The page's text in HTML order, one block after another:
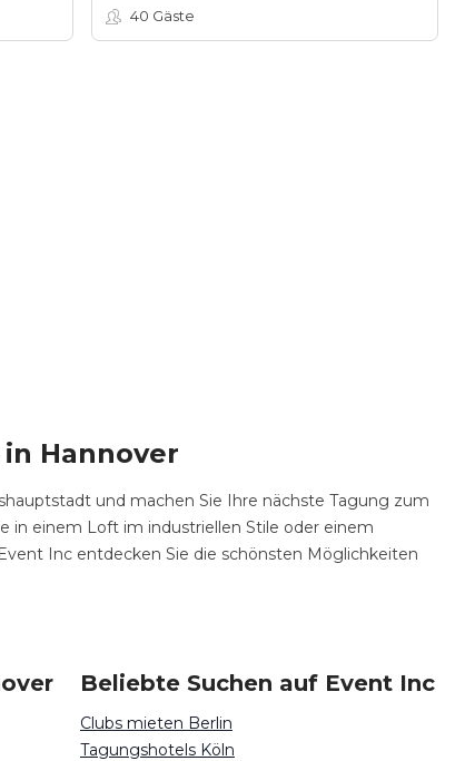
40 Gäste
Hannover
und machen Sie Ihre nächste Tagung zum
in einem Loft im industriellen Stile oder einem
Inc entdecken Sie die schönsten Möglichkeiten
Beliebte Suchen auf Event Inc
Clubs mieten Berlin
Tagungshotels Köln